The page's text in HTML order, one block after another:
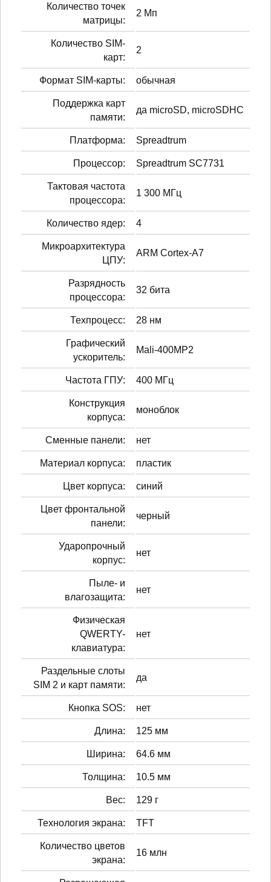
Количество точек
матрицы:
2 Мп
Количество SIM-
карт:
2
Формат SIM-карты: обычная
Поддержка карт
памяти:
да microSD, microSDHC
Платформа: Spreadtrum
Процессор: Spreadtrum SC7731
Тактовая частота
процессора:
1 300 МГц
Количество ядер: 4
Микроархитектура
ЦПУ:
ARM Cortex-A7
Разрядность
процессора:
32 бита
Техпроцесс: 28 нм
Графический
ускоритель:
Mali-400MP2
Частота ГПУ: 400 МГц
Конструкция
корпуса:
моноблок
Сменные панели: нет
Материал корпуса: пластик
Цвет корпуса: синий
Цвет фронтальной
панели:
черный
Ударопрочный
корпус:
нет
Пыле- и
влагозащита:
нет
Физическая
QWERTY-
клавиатура:
нет
Раздельные слоты
SIM 2 и карт памяти:
да
Кнопка SOS: нет
Длина: 125 мм
Ширина: 64.6 мм
Толщина: 10.5 мм
Вес: 129 г
Технология экрана: TFT
Количество цветов
экрана:
16 млн